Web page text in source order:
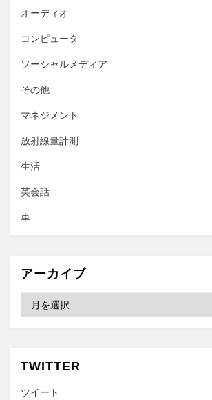
オーディオ
コンピュータ
ソーシャルメディア
その他
マネジメント
放射線量計測
生活
英会話
車
アーカイブ
ブ
TWITTER
ツイート